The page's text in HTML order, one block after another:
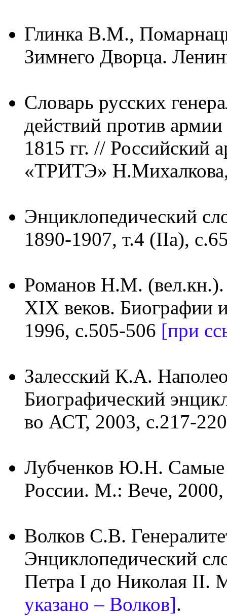
Глинка В.М.,
Зимнего Дворца.
Словарь русских
действий против
1815 гг. // Российский
«ТРИТЭ»
Энциклопедический
1890-1907, т.4 (IIа),
Романов Н.М.
XIX веков. Биографии
1996, с.505-506 [при
Залесский К.А.
Биографический
во АСТ, 2003, с.217-
Лубченков Ю.Н. Самые
России. М.: Вече,
Волков С.В.
Энциклопедический
Петра I до Николая II.
указано – Волков].